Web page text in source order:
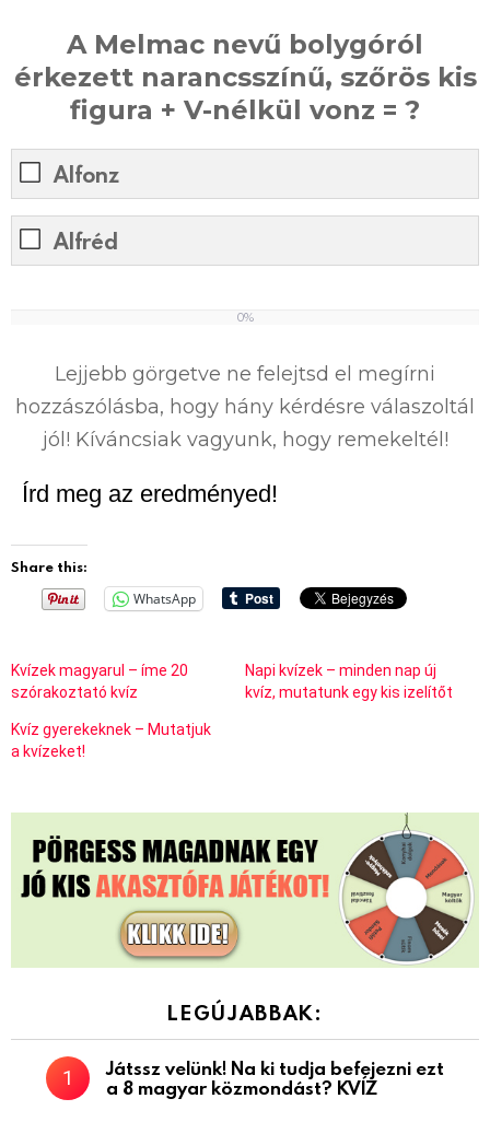
A Melmac nevű bolygóról
érkezett narancsszínű, szőrös kis
figura + V-nélkül vonz = ?
Alfonz
Alfréd
0%
Lejjebb görgetve ne felejtsd el megírni
hozzászólásba, hogy hány kérdésre válaszoltál
jól! Kíváncsiak vagyunk, hogy remekeltél!
Írd meg az eredményed!
Share this:
WhatsApp
Kvízek magyarul – íme 20
szórakoztató kvíz
Napi kvízek – minden nap új
kvíz, mutatunk egy kis izelítőt
Kvíz gyerekeknek – Mutatjuk
a kvízeket!
LEGÚJABBAK:
Játssz velünk! Na ki tudja befejezni ezt
a 8 magyar közmondást? KVÍZ